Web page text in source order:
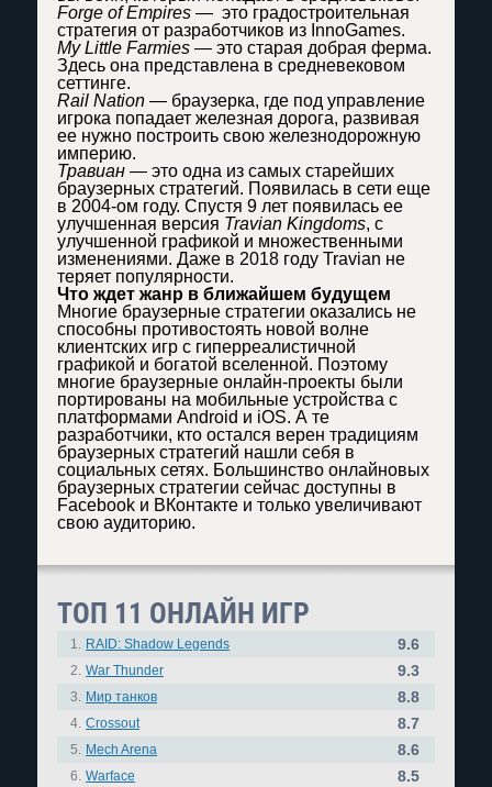
Forge of Empires — это градостроительная
стратегия от разработчиков из InnoGames.
My Little Farmies — это старая добрая ферма.
Здесь она представлена в средневековом
сеттинге.
Rail Nation — браузерка, где под управление
игрока попадает железная дорога, развивая
ее нужно построить свою железнодорожную
империю.
Травиан — это одна из самых старейших
браузерных стратегий. Появилась в сети еще
в 2004-ом году. Спустя 9 лет появилась ее
улучшенная версия Travian Kingdoms, с
улучшенной графикой и множественными
изменениями. Даже в 2018 году Travian не
теряет популярности.
Что ждет жанр в ближайшем будущем
Многие браузерные стратегии оказались не
способны противостоять новой волне
клиентских игр с гиперреалистичной
графикой и богатой вселенной. Поэтому
многие браузерные онлайн-проекты были
портированы на мобильные устройства с
платформами Android и iOS. А те
разработчики, кто остался верен традициям
браузерных стратегий нашли себя в
социальных сетях. Большинство онлайновых
браузерных стратегии сейчас доступны в
Facebook и ВКонтакте и только увеличивают
свою аудиторию.
ТОП 11 ОНЛАЙН ИГР
1. RAID: Shadow Legends 9.6
2. War Thunder 9.3
3. Мир танков 8.8
4. Crossout 8.7
5. Mech Arena 8.6
6. Warface 8.5